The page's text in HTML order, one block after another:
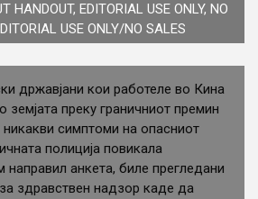
HANDOUT, EDITORIAL USE ONLY, NO
USE ONLY/NO SALES
државјани кои работеле во Кина
земјата преку граничниот премин
симптоми на опасниот
полиција повикала
направил анкета, биле прегледани
здравствен надзор каде да